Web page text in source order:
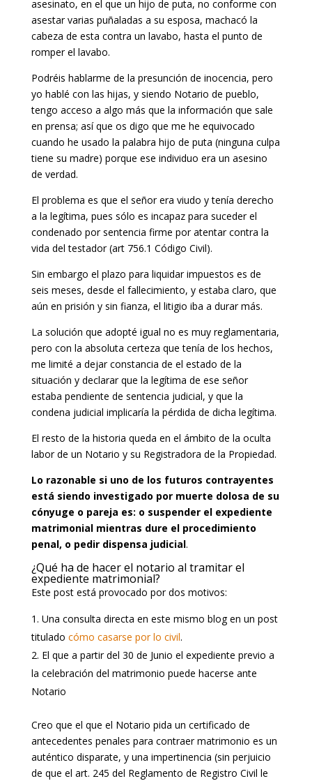
asesinato, en el que un hijo de puta, no conforme con
asestar varias puñaladas a su esposa, machacó la
cabeza de esta contra un lavabo, hasta el punto de
romper el lavabo.
Podréis hablarme de la presunción de inocencia, pero
yo hablé con las hijas, y siendo Notario de pueblo,
tengo acceso a algo más que la información que sale
en prensa; así que os digo que me he equivocado
cuando he usado la palabra hijo de puta (ninguna culpa
tiene su madre) porque ese individuo era un asesino
de verdad.
El problema es que el señor era viudo y tenía derecho
a la legítima, pues sólo es incapaz para suceder el
condenado por sentencia firme por atentar contra la
vida del testador (art 756.1 Código Civil).
Sin embargo el plazo para liquidar impuestos es de
seis meses, desde el fallecimiento, y estaba claro, que
aún en prisión y sin fianza, el litigio iba a durar más.
La solución que adopté igual no es muy reglamentaria,
pero con la absoluta certeza que tenía de los hechos,
me limité a dejar constancia de el estado de la
situación y declarar que la legítima de ese señor
estaba pendiente de sentencia judicial, y que la
condena judicial implicaría la pérdida de dicha legítima.
El resto de la historia queda en el ámbito de la oculta
labor de un Notario y su Registradora de la Propiedad.
Lo razonable si uno de los futuros contrayentes
está siendo investigado por muerte dolosa de su
cónyuge o pareja es: o suspender el expediente
matrimonial mientras dure el procedimiento
penal, o pedir dispensa judicial.
¿Qué ha de hacer el notario al tramitar el
expediente matrimonial?
Este post está provocado por dos motivos:
Una consulta directa en este mismo blog en un post
titulado cómo casarse por lo civil.
El que a partir del 30 de Junio el expediente previo a
la celebración del matrimonio puede hacerse ante
Notario
Creo que el que el Notario pida un certificado de
antecedentes penales para contraer matrimonio es un
auténtico disparate, y una impertinencia (sin perjuicio
de que el art. 245 del Reglamento de Registro Civil le